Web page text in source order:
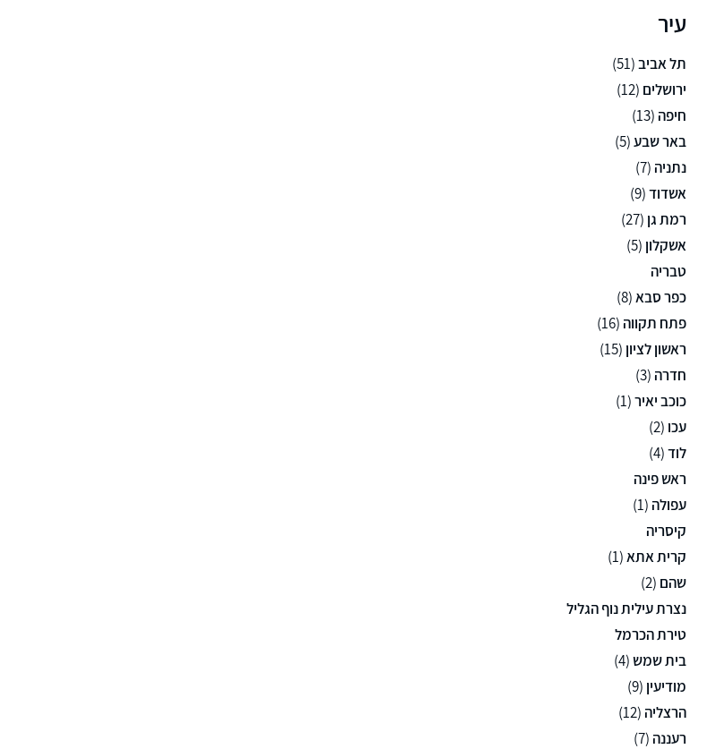
עיר
תל אביב(51)
ירושלים (12)
חיפה (13)
באר שבע(5)
נתניה (7)
אשדוד(9)
רמת גן (27)
אשקלון (5)
טבריה
כפר סבא(8)
פתח תקווה (16)
ראשון לציון (15)
חדרה (3)
כוכב יאיר(1)
עכו (2)
לוד(4)
ראש פינה
עפולה (1)
קיסריה
קרית אתא(1)
שהם (2)
נצרת עילית נוף הגליל
טירת הכרמל
בית שמש(4)
מודיעין (9)
הרצליה (12)
רעננה (7)